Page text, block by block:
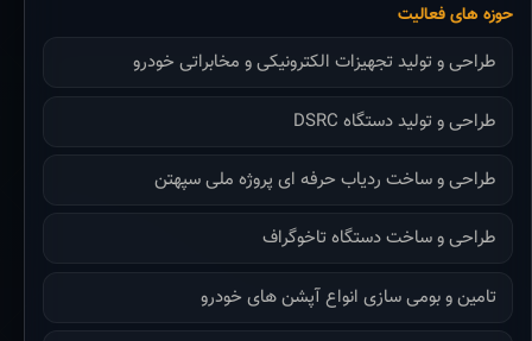
حوزه های فعالیت
طراحی و تولید تجهیزات الکترونیکی و مخابراتی خودرو
طراحی و تولید دستگاه DSRC
طراحی و ساخت ردیاب حرفه ای پروژه ملی سپهتن
طراحی و ساخت دستگاه تاخوگراف
تامین و بومی سازی انواع آپشن های خودرو